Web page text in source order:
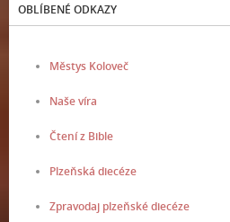
OBLÍBENÉ ODKAZY
Městys Koloveč
Naše víra
Čtení z Bible
Plzeňská diecéze
Zpravodaj plzeňské diecéze